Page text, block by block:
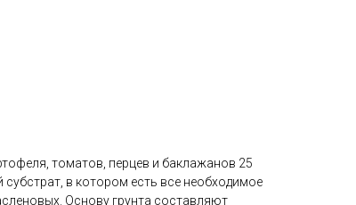
томатов, перцев и баклажанов 25
в котором есть все необходимое
Основу грунта составляют